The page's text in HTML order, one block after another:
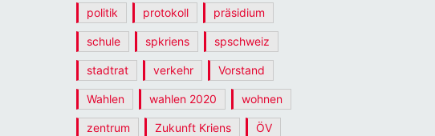
politik protokoll präsidium
schule spkriens spschweiz
stadtrat verkehr Vorstand
Wahlen wahlen 2020 wohnen
zentrum Zukunft Kriens ÖV